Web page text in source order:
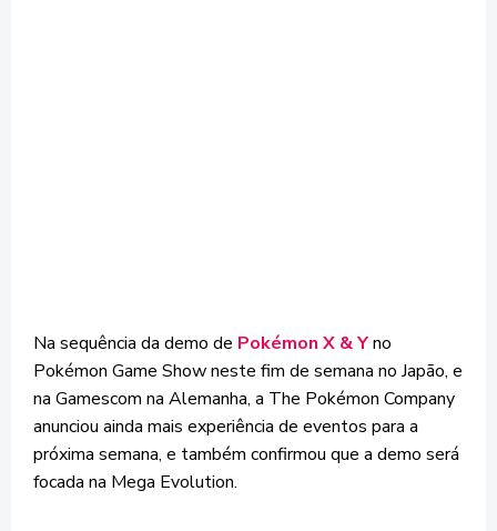
Na sequência da demo de Pokémon X & Yno
Pokémon Game Show neste fim de semana no Japão, e
na Gamescom na Alemanha, a The Pokémon Company
anunciou ainda mais experiência de eventos para a
próxima semana, e também confirmou que a demo será
focada na Mega Evolution.